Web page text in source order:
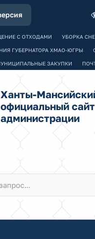
С ОТХОДАМИ УБОРКА
ГУБЕРНАТОРА ХМАО-ЮГРЫ
ЗАКУПКИ
Ханты-
официальный сайт
администрации